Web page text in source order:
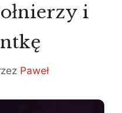
i
Paweł